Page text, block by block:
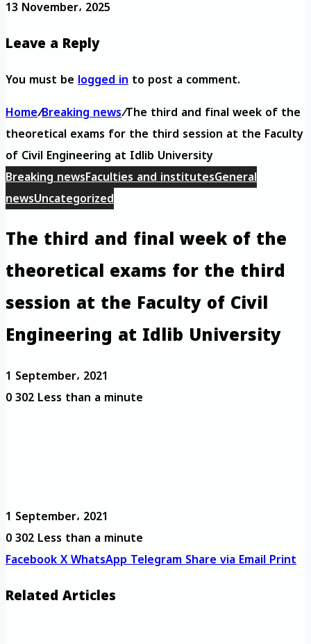
13 November، 2025
Leave a Reply
You must belogged into post a comment.
Home/Breaking news/The third and final week of the
theoretical exams for the third session at the Faculty
of Civil Engineering at Idlib University
Breaking newsFaculties and institutesGeneral
newsUncategorized
The third and final week of the
theoretical exams for the third
session at the Faculty of Civil
Engineering at Idlib University
1 September، 2021
0302Less than a minute
1 September، 2021
0302Less than a minute
FacebookXWhatsAppTelegramShare via EmailPrint
Related Articles